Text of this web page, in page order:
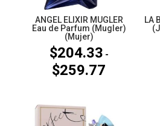
ANGEL ELIXIR MUGLER
Eau de Parfum (Mugler)
(Mujer)
$204.33 -
$259.77
desde
LA